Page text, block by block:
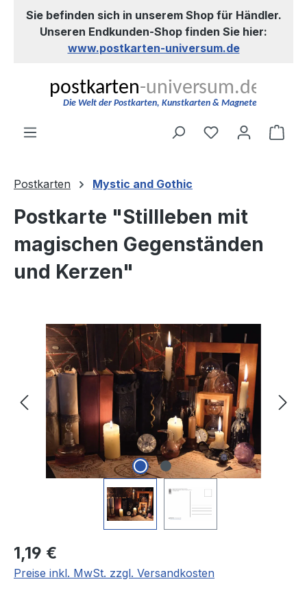
Zum Hauptinhalt springen
Sie befinden sich in unserem Shop für Händler.
Unseren Endkunden-Shop finden Sie hier:
www.postkarten-universum.de
Du hast 0
Postkarten Mystic and Gothic
Postkarte "Stillleben mit
magischen Gegenständen
und Kerzen"
Bildergalerie überspringen
Regulärer Preis:
1,19 €
Preise inkl. MwSt. zzgl. Versandkosten